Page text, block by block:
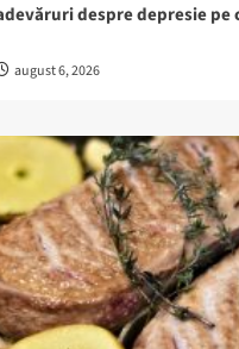
despre depresie pe
august 6, 2026